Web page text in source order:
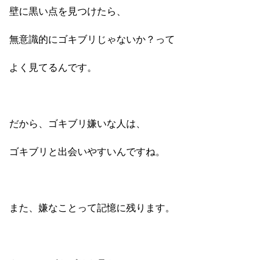
壁に黒い点を見つけたら、
無意識的にゴキブリじゃないか？って
よく見てるんです。
だから、ゴキブリ嫌いな人は、
ゴキブリと出会いやすいんですね。
また、嫌なことって記憶に残ります。